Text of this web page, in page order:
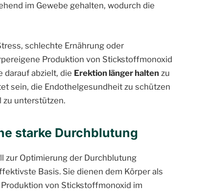
im Gewebe gehalten, wodurch die
schlechte Ernährung oder
Produktion von Stickstoffmonoxid
darauf abzielt, die Erektion länger halten zu
sein, die Endothelgesundheit zu schützen
zu unterstützen.
starke Durchblutung
zur Optimierung der Durchblutung
Basis. Sie dienen dem Körper als
von Stickstoffmonoxid im